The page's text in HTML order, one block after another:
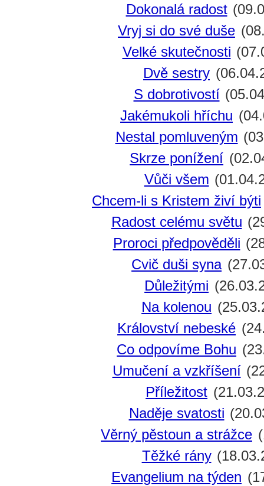
Dokonalá radost
Vryj si do své duše
Velké skutečnosti
Dvě sestry
S dobrotivostí
Jakémukoli hříchu
Nestal pomluveným
Skrze ponížení
Vůči všem
Chcem-li s Kristem živí býti
Radost celému světu
Proroci předpověděli
Cvič duši syna
Důležitými
Na kolenou
Království nebeské
Co odpovíme Bohu
Umučení a vzkříšení
Příležitost
Naděje svatosti
Věrný pěstoun a strážce
Těžké rány
Evangelium na týden